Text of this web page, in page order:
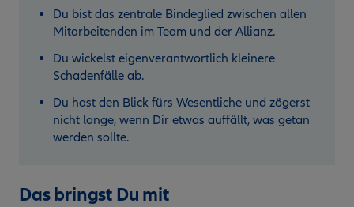
Du bist das zentrale Bindeglied zwischen allen
Mitarbeitenden im Team und der Allianz.
Du wickelst eigenverantwortlich kleinere
Schadenfälle ab.
Du hast den Blick fürs Wesentliche und zögerst
nicht lange, wenn Dir etwas auffällt, was getan
werden sollte.
Das bringst Du mit